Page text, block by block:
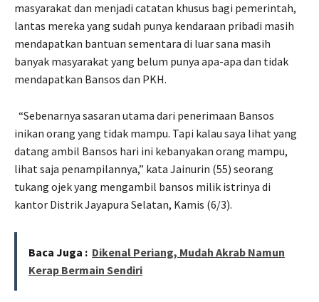
masyarakat dan menjadi catatan khusus bagi pemerintah,
lantas mereka yang sudah punya kendaraan pribadi masih
mendapatkan bantuan sementara di luar sana masih
banyak masyarakat yang belum punya apa-apa dan tidak
mendapatkan Bansos dan PKH.
“Sebenarnya sasaran utama dari penerimaan Bansos
inikan orang yang tidak mampu. Tapi kalau saya lihat yang
datang ambil Bansos hari ini kebanyakan orang mampu,
lihat saja penampilannya,” kata Jainurin (55) seorang
tukang ojek yang mengambil bansos milik istrinya di
kantor Distrik Jayapura Selatan, Kamis (6/3).
Baca Juga : Dikenal Periang, Mudah Akrab Namun
Kerap Bermain Sendiri